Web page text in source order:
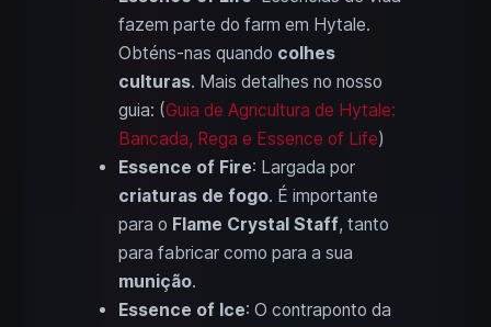
fazem parte do farm em Hytale.
Obténs-nas quando colhes
culturas. Mais detalhes no nosso
guia: (Guia de Agricultura de Hytale:
Bancada, Rega e Essence of Life)
Essence of Fire: Largada por
criaturas de fogo. É importante
para o Flame Crystal Staff, tanto
para fabricar como para a sua
munição.
Essence of Ice: O contraponto da